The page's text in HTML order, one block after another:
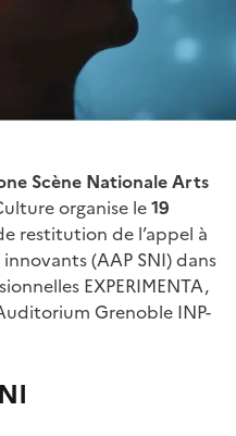
Scène Nationale Arts
organise le19
restitution de l’appel à
(AAP SNI) dans
EXPERIMENTA,
Grenoble INP-